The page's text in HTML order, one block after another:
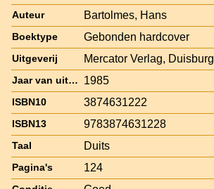
Auteur Bartolmes, Hans
Boektype Gebonden hardcover
Uitgeverij Mercator Verlag, Duisburg
Jaar van uitgave 1985
ISBN10 3874631222
ISBN13 9783874631228
Taal Duits
Pagina's 124